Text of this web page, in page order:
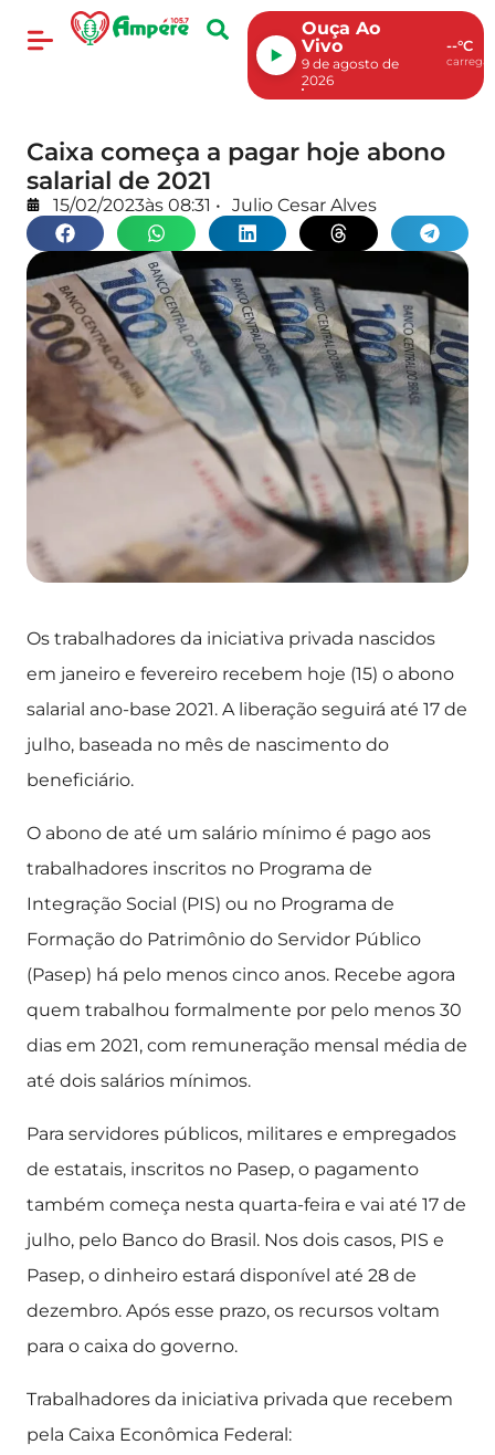
Ouça Ao
Vivo
9 de agosto de
2026
--°C
Caixa começa a pagar hoje abono
salarial de 2021
15/02/2023às 08:31 • Julio Cesar Alves
Os trabalhadores da iniciativa privada nascidos
em janeiro e fevereiro recebem hoje (15) o abono
salarial ano-base 2021. A liberação seguirá até 17 de
julho, baseada no mês de nascimento do
beneficiário.
O abono de até um salário mínimo é pago aos
trabalhadores inscritos no Programa de
Integração Social (PIS) ou no Programa de
Formação do Patrimônio do Servidor Público
(Pasep) há pelo menos cinco anos. Recebe agora
quem trabalhou formalmente por pelo menos 30
dias em 2021, com remuneração mensal média de
até dois salários mínimos.
Para servidores públicos, militares e empregados
de estatais, inscritos no Pasep, o pagamento
também começa nesta quarta-feira e vai até 17 de
julho, pelo Banco do Brasil. Nos dois casos, PIS e
Pasep, o dinheiro estará disponível até 28 de
dezembro. Após esse prazo, os recursos voltam
para o caixa do governo.
Trabalhadores da iniciativa privada que recebem
pela Caixa Econômica Federal: